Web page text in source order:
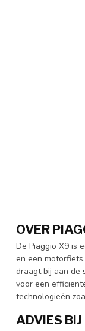
OVER
De Piaggio X9 is
en een
draagt bij aan de
voor een
technologieën
ADVIES